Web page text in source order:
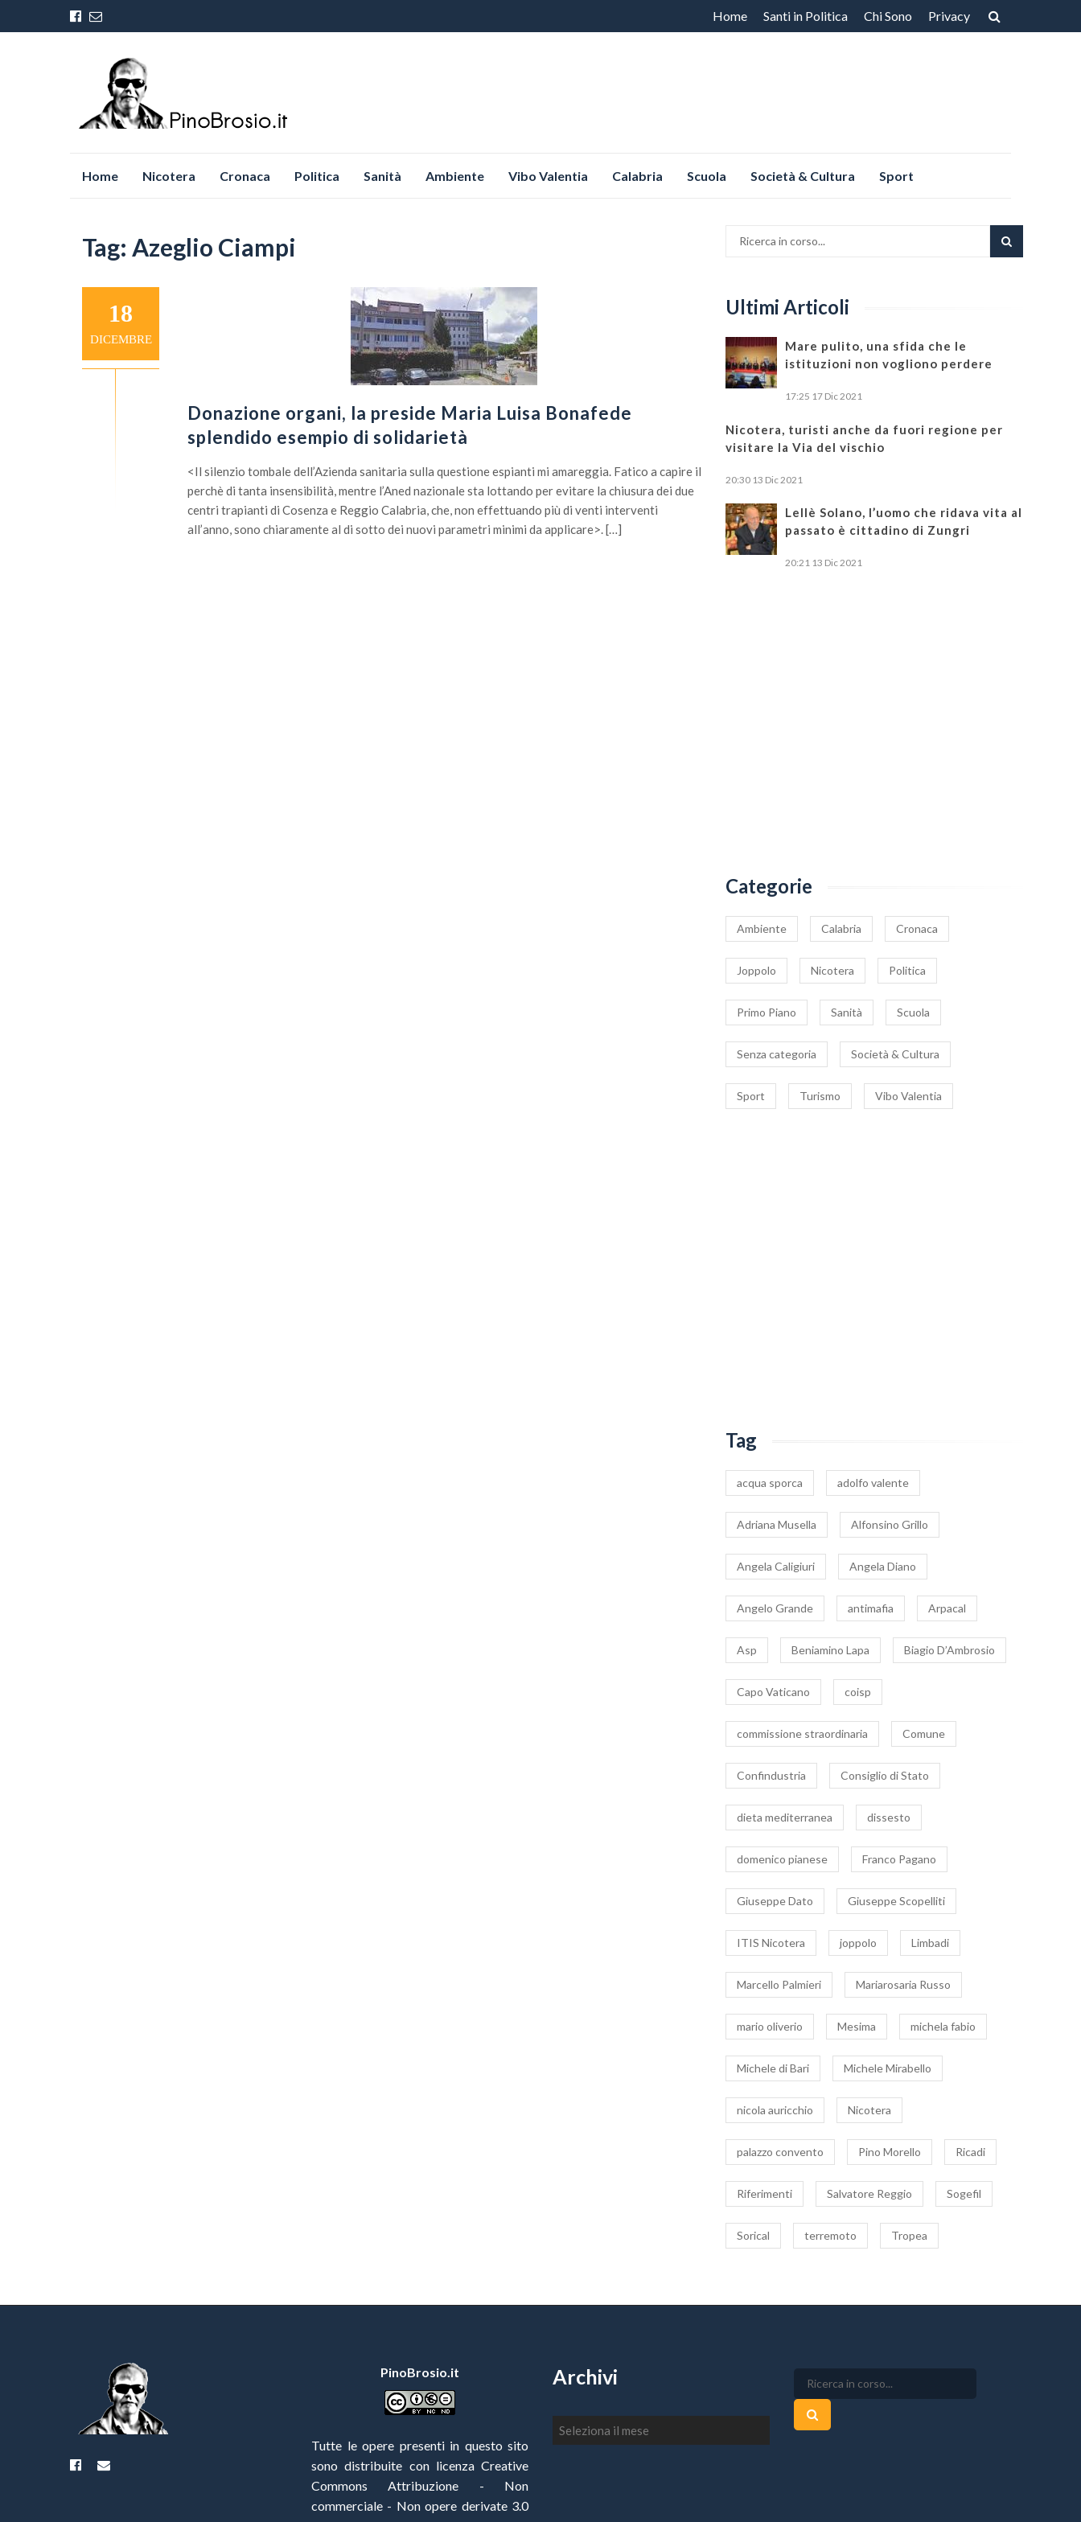
VaiHome Santi in Politica Chi Sono Privacy
Home Nicotera Cronaca Politica Sanità Ambiente Vibo Valentia Calabria Scuola Società & Cultura Sport
Tag: Azeglio Ciampi
18
DICEMBRE
Donazione organi, la preside Maria Luisa Bonafede
splendido esempio di solidarietà
<Il silenzio tombale dell’Azienda sanitaria sulla questione espianti mi amareggia. Fatico a capire il
perchè di tanta insensibilità, mentre l’Aned nazionale sta lottando per evitare la chiusura dei due
centri trapianti di Cosenza e Reggio Calabria, che, non effettuando più di venti interventi
all’anno, sono chiaramente al di sotto dei nuovi parametri minimi da applicare>. […]
Ultimi Articoli
Mare pulito, una sfida che le
istituzioni non vogliono perdere
17:25 17 Dic 2021
Nicotera, turisti anche da fuori regione per
visitare la Via del vischio
20:30 13 Dic 2021
Lellè Solano, l’uomo che ridava vita al
passato è cittadino di Zungri
20:21 13 Dic 2021
Categorie
Ambiente Calabria Cronaca
Joppolo Nicotera Politica
Primo Piano Sanità Scuola
Senza categoria Società & Cultura
Sport Turismo Vibo Valentia
Tag
acqua sporca adolfo valente
Adriana Musella Alfonsino Grillo
Angela Caligiuri Angela Diano
Angelo Grande antimafia Arpacal
Asp Beniamino Lapa Biagio D’Ambrosio
Capo Vaticano coisp
commissione straordinaria Comune
Confindustria Consiglio di Stato
dieta mediterranea dissesto
domenico pianese Franco Pagano
Giuseppe Dato Giuseppe Scopelliti
ITIS Nicotera joppolo Limbadi
Marcello Palmieri Mariarosaria Russo
mario oliverio Mesima michela fabio
Michele di Bari Michele Mirabello
nicola auricchio Nicotera
palazzo convento Pino Morello Ricadi
Riferimenti Salvatore Reggio Sogefil
Sorical terremoto Tropea
PinoBrosio.it
Tutte le opere presenti in questo sito
sono distribuite con licenza Creative
Commons Attribuzione - Non
commerciale - Non opere derivate 3.0
Archivi
Archivi